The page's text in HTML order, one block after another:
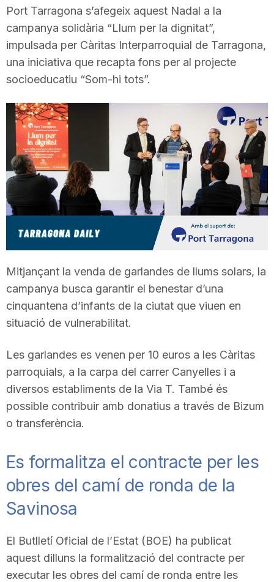
d
T
a
r
a
g
a
Port Tarragona s’afegeix aquest Nadal a la
campanya solidària “Llum per la dignitat”,
impulsada per Càritas Interparroquial de Tarragona,
una iniciativa que recapta fons per al projecte
socioeducatiu “Som-hi tots”.
Mitjançant la venda de garlandes de llums solars, la
campanya busca garantir el benestar d’una
cinquantena d’infants de la ciutat que viuen en
situació de vulnerabilitat.
Les garlandes es venen per 10 euros a les Càritas
parroquials, a la carpa del carrer Canyelles i a
diversos establiments de la Via T. També és
possible contribuir amb donatius a través de Bizum
o transferència.
Es formalitza el contracte per les
obres del camí de ronda de la
Savinosa
El Butlletí Oficial de l’Estat (BOE) ha publicat
aquest dilluns la formalització del contracte per
executar les obres del camí de ronda entre les